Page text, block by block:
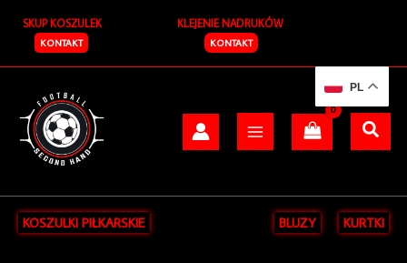
treści
SKUP KOSZULEK
KONTAKT
KLEJENIE NADRUKÓW
KONTAKT
KOSZULKI PIŁKARSKIE BLUZY KURTKI
PL